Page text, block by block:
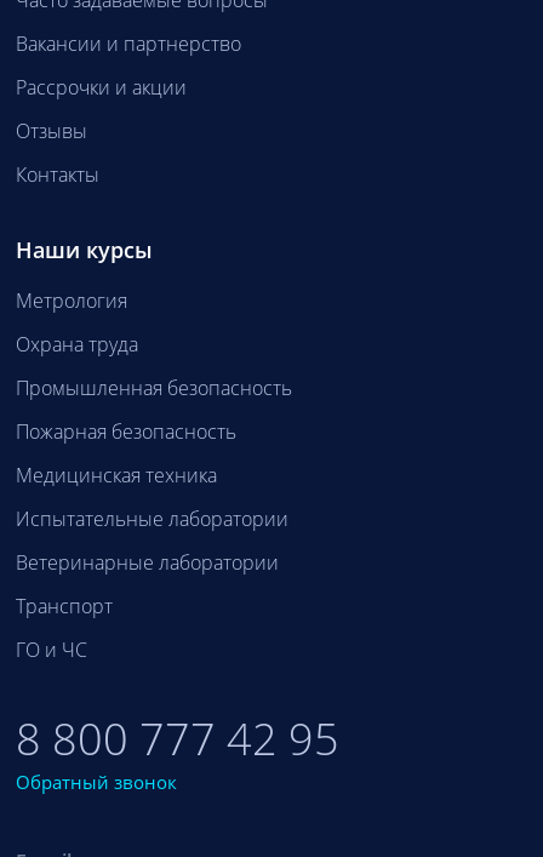
Вакансии и партнерство
Рассрочки и акции
Отзывы
Контакты
Наши курсы
Метрология
Охрана труда
Промышленная безопасность
Пожарная безопасность
Медицинская техника
Испытательные лаборатории
Ветеринарные лаборатории
Транспорт
ГО и ЧС
8 800 777 42 95
Обратный звонок